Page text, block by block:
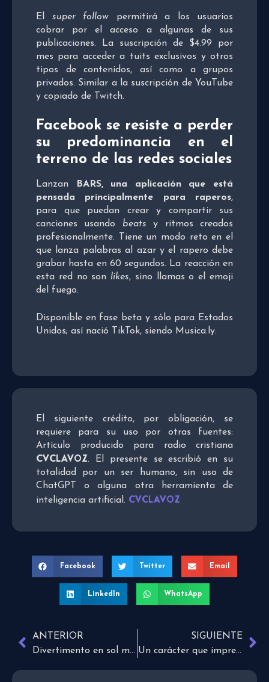
El super follow permitirá a los usuarios
cobrar por el acceso a algunas de sus
publicaciones. La suscripción de $4.99 por
mes para acceder a tuits exclusivos y otros
tipos de contenidos, así como a grupos
privados. Similar a la suscripción de YouTube
y copiado de Twitch.
Facebook se resiste a perder
su predominancia en el
terreno de las redes sociales
Lanzan
BARS, una aplicación que está
pensada principalmente para raperos,
para que puedan crear y compartir sus
canciones usando beats y ritmos creados
profesionalmente. Tiene un modo reto en el
que lanza palabras al azar y el rapero debe
grabar hasta en 60 segundos. La reacción en
esta red no son likes, sino llamas o el emoji
del fuego.
Disponible en fase beta y sólo para Estados
Unidos; así nació TikTok, siendo Musica.ly.
El siguiente crédito, por obligación, se
requiere para su uso por otras fuentes:
Artículo producido para radio cristiana
CVCLAVOZ. El presente se escribió en su
totalidad por un ser humano, sin uso de
ChatGPT o alguna otra herramienta de
inteligencia artificial. CVCLAVOZ
Facebook Twitter Email
LinkedIn WhatsApp
ANTERIOR
Divertimento en sol menor allegretto sostenuto con anima
SIGUIENTE
Un carácter que impresione a otros